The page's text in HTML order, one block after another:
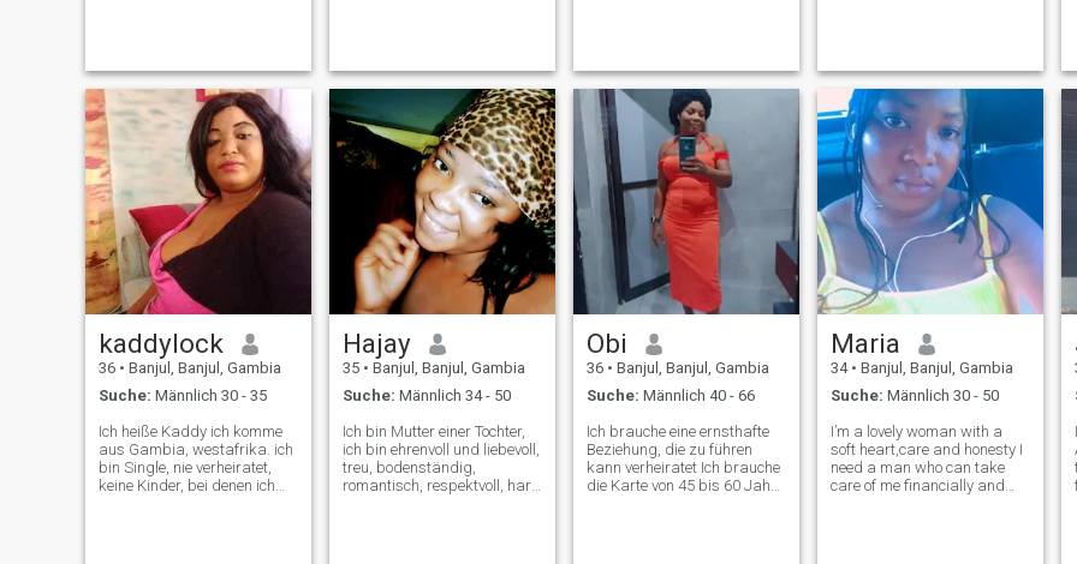
on trust and friendship. In
my free time, I enj
Suche nach einem Freund
und Ehemann, einem Mann,
dem ich vertrauen kann, mit
dem ich mein Leben
verbringen kann, und ich bin
mir sicher, dass ich alles tun
Bitte schreiben sie mir nicht,
wenn sie nach nackten
videos und bildern fragen
würden. Vielen Dank für Ihr
Verständnis 🙏
serious relationship leading
to marriage...
kaddylock
36 • Banjul, Banjul, Gambia
Suche: Männlich 30 - 35
Ich heiße Kaddy ich komme
aus Gambia, westafrika. ich
bin Single, nie verheiratet,
keine Kinder, bei denen ich
Hajay
35 • Banjul, Banjul, Gambia
Suche: Männlich 34 - 50
Ich bin Mutter einer Tochter,
ich bin ehrenvoll und liebevoll,
treu, bodenständig,
romantisch, respektvoll, hart,
Obi
36 • Banjul, Banjul, Gambia
Suche: Männlich 40 - 66
Ich brauche eine ernsthafte
Beziehung, die zu führen
kann verheiratet Ich brauche
die Karte von 45 bis 60 Jahre
Maria
34 • Banjul, Banjul, Gambia
Suche: Männlich 30 - 50
I’m a lovely woman with a
soft heart,care and honesty I
need a man who can take
care of me financially and